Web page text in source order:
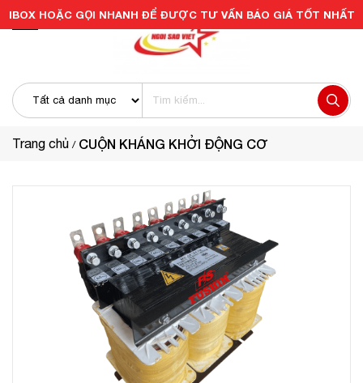
Trang chủ CUỘN KHÁNG KHỞI ĐỘNG CƠ
IBOX HOẶC GỌI NHANH ĐỂ ĐƯỢC TƯ VẤN BÁO GIÁ TỐT NHẤT